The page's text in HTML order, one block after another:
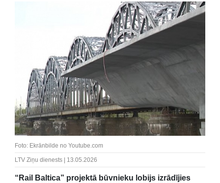
Foto: Ekrānbilde no Youtube.com
LTV Ziņu dienests | 13.05.2026
“Rail Baltica” projektā būvnieku lobijs izrādījies